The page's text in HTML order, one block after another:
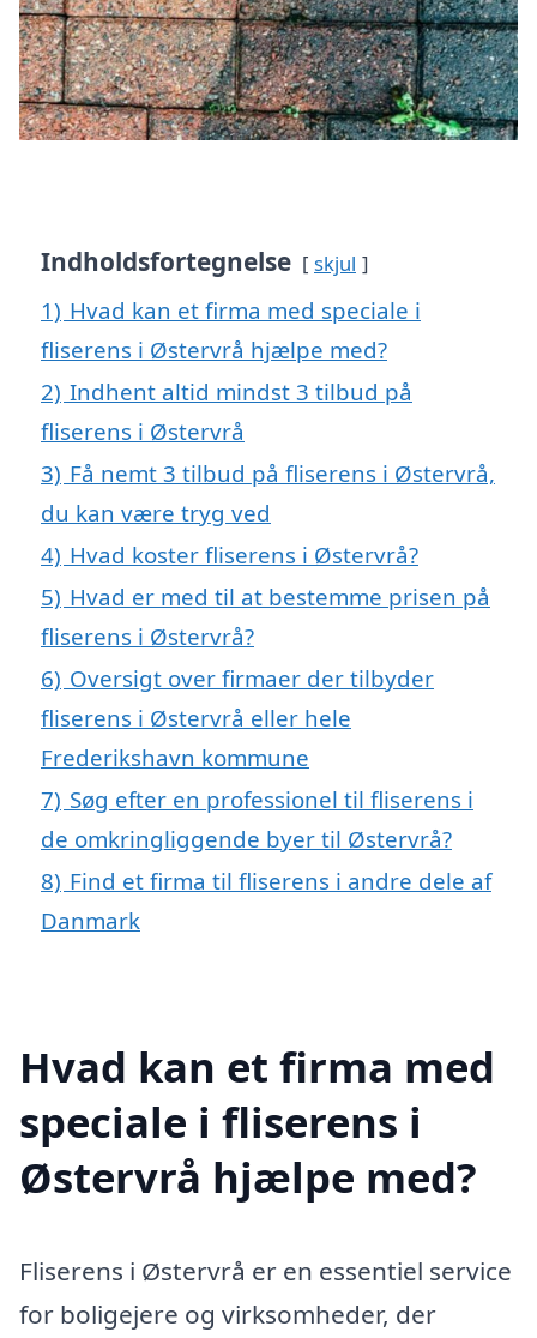
Indholdsfortegnelse skjul
1) Hvad kan et firma med speciale i
fliserens i Østervrå hjælpe med?
2) Indhent altid mindst 3 tilbud på
fliserens i Østervrå
3) Få nemt 3 tilbud på fliserens i Østervrå,
du kan være tryg ved
4) Hvad koster fliserens i Østervrå?
5) Hvad er med til at bestemme prisen på
fliserens i Østervrå?
6) Oversigt over firmaer der tilbyder
fliserens i Østervrå eller hele
Frederikshavn kommune
7) Søg efter en professionel til fliserens i
de omkringliggende byer til Østervrå?
8) Find et firma til fliserens i andre dele af
Danmark
Hvad kan et firma med
speciale i fliserens i
Østervrå hjælpe med?
Fliserens i Østervrå er en essentiel service
for boligejere og virksomheder, der